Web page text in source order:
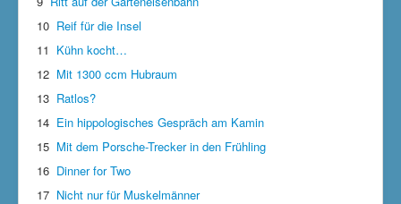
10 Reif für die Insel
11 Kühn kocht…
12 Mit 1300 ccm Hubraum
13 Ratlos?
14 Ein hippologisches Gespräch am Kamin
15 Mit dem Porsche-Trecker in den Frühling
16 Dinner for Two
17 Nicht nur für Muskelmänner